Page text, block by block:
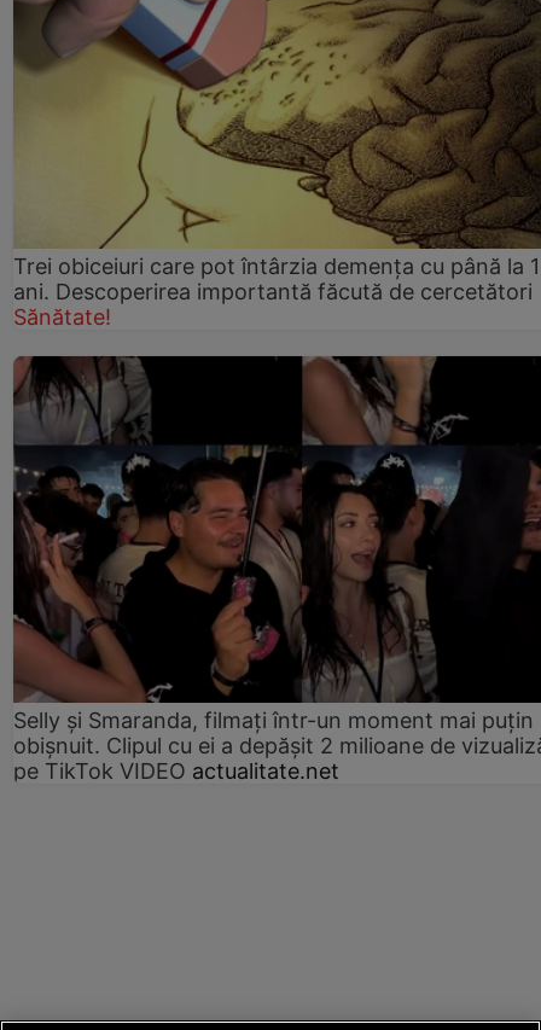
Trei obiceiuri care pot întârzia demența cu până la
ani. Descoperirea importantă făcută de cercetători
Sănătate!
Selly și Smaranda, filmați într-un moment mai puțin
obișnuit. Clipul cu ei a depășit 2 milioane de
pe TikTok VIDEO actualitate.net